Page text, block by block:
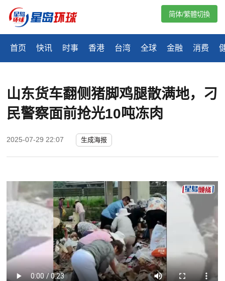
首页 快讯 时事 香港 台湾 全球 金融 消费
简体/繁體切換
山东货车翻侧猪脚鸡腿散满地，刁
民警察面前抢光10吨冻肉
2025-07-29 22:07 生成海报